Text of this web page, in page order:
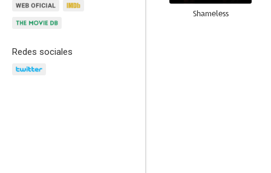
Redes sociales
Shameless